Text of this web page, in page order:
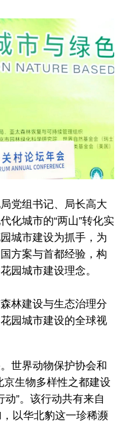
党组书记、局长高大
城市的“两山”转化实
城市建设为抓手，为
方案与首都经验，构
园城市建设理念。
林建设与生态治理分
园城市建设的全球视
世界动物保护协会和
京生物多样性之都建设
”。该行动共有来自
以华北豹这一珍稀濒